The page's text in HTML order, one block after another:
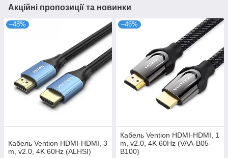
Акційні пропозиції та новинки
–48%
Кабель Vention HDMI-HDMI, 3
m, v2.0, 4K 60Hz (ALHSI)
–46%
Кабель Vention HDMI-HDMI, 1
m, v2.0, 4K 60Hz (VAA-B05-
B100)